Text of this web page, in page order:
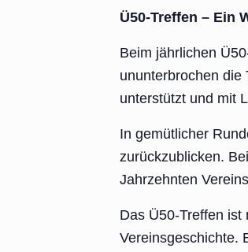
Ü50‑Treffen – Ein
Beim jährlichen
ununterbrochen die
unterstützt und mit
In gemütlicher
zurückzublicken.
Jahrzehnten
Das Ü50‑Treffen
Vereinsgeschichte.